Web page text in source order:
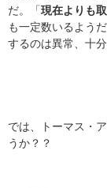
だ。「現在よりも
も一定数いるよう
するのは異常、十
では、トーマス・
うか？？